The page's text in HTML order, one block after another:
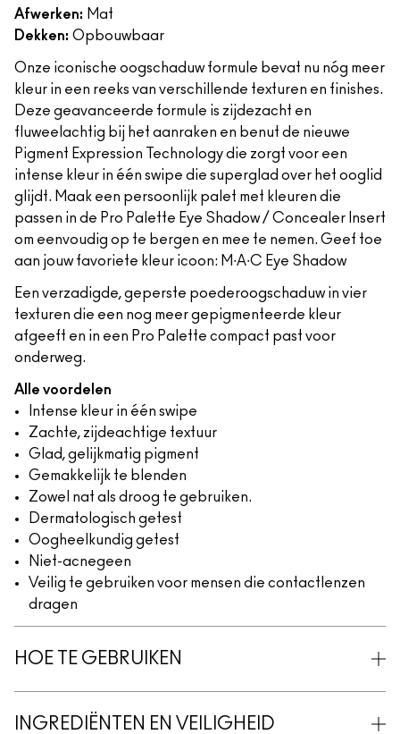
Afwerken: Mat
Dekken: Opbouwbaar
Onze iconische oogschaduw formule bevat nu nóg meer
kleur in een reeks van verschillende texturen en finishes.
Deze geavanceerde formule is zijdezacht en
fluweelachtig bij het aanraken en benut de nieuwe
Pigment Expression Technology die zorgt voor een
intense kleur in één swipe die superglad over het ooglid
glijdt. Maak een persoonlijk palet met kleuren die
passen in de Pro Palette Eye Shadow / Concealer Insert
om eenvoudig op te bergen en mee te nemen. Geef toe
aan jouw favoriete kleur icoon: M∙A∙C Eye Shadow
Een verzadigde, geperste poederoogschaduw in vier
texturen die een nog meer gepigmenteerde kleur
afgeeft en in een Pro Palette compact past voor
onderweg.
Alle voordelen
Intense kleur in één swipe
Zachte, zijdeachtige textuur
Glad, gelijkmatig pigment
Gemakkelijk te blenden
Zowel nat als droog te gebruiken.
Dermatologisch getest
Oogheelkundig getest
Niet-acnegeen
Veilig te gebruiken voor mensen die contactlenzen
dragen
HOE TE GEBRUIKEN
INGREDIËNTEN EN VEILIGHEID